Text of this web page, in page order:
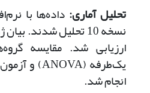
تحلیل آماری‌:
ارزیابی شد. مقایسه
انجام شد.